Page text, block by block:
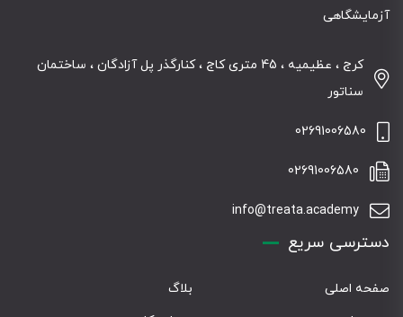
آزمایشگاهی
کرج ، عظیمیه ، 45 متری کاج ، کنارگذر پل آزادگان ، ساختمان
سناتور
02691006580
02691006580
info@treata.academy
دسترسی سریع
صفحه اصلی
بلاگ